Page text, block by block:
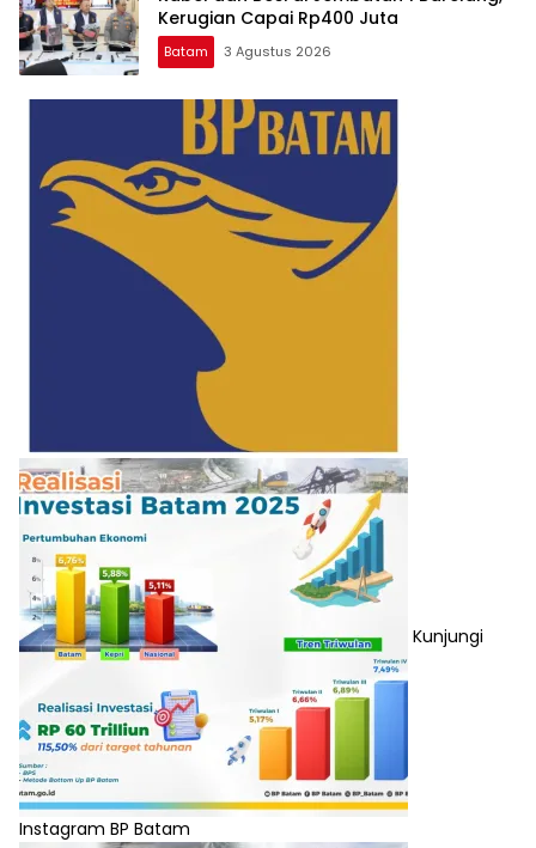
Kerugian Capai Rp400 Juta
Batam 3 Agustus 2026
Kunjungi
Instagram BP Batam